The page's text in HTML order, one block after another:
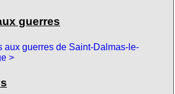
guerres
aux guerres de Saint-Dalmas-le-
>